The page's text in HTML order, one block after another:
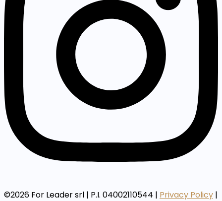
©2026 For Leader srl | P.I. 04002110544 | Privacy Policy |